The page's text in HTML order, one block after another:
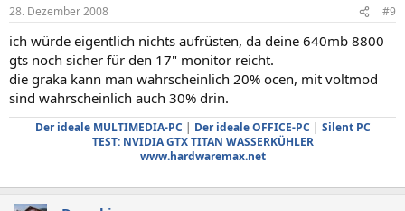
28. Dezember 2008 #9
ich würde eigentlich nichts aufrüsten, da deine 640mb 8800
gts noch sicher für den 17" monitor reicht.
die graka kann man wahrscheinlich 20% ocen, mit voltmod
sind wahrscheinlich auch 30% drin.
Der ideale MULTIMEDIA-PC | Der ideale OFFICE-PC | Silent PC
TEST: NVIDIA GTX TITAN WASSERKÜHLER
www.hardwaremax.net